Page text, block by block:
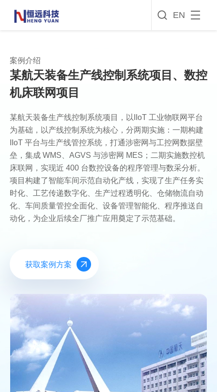
EN
案例介绍
某航天装备生产线控制系统项目、数控
机床联网项目
某航天装备生产线控制系统项目，以IIoT 工业物联网平台
为基础，以产线控制系统为核心，分两期实施：一期构建
IIoT 平台与生产线管控系统，打通涉密网与工控网数据壁
垒，集成 WMS、AGVS 与涉密网 MES；二期实施数控机
床联网，实现近 400 台数控设备的程序管理与数采分析。
项目构建了智能车间示范自动化产线，实现了生产任务实
时化、工艺传递数字化、生产过程透明化、仓储物流自动
化、车间质量管控全面化、设备管理智能化、程序推送自
动化，为企业后续全厂推广应用奠定了示范基础。